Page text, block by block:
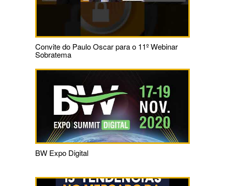
Convite do Paulo Oscar para o 11º Webinar
Sobratema
BW Expo Digital